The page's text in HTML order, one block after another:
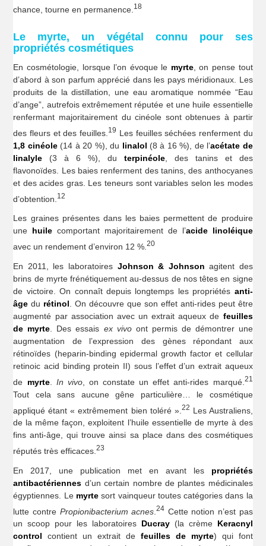
chance, tourne en permanence. 18
Le myrte, un végétal connu pour ses
propriétés cosmétiques
En cosmétologie, lorsque l’on évoque le myrte, on pense tout
d’abord à son parfum apprécié dans les pays méridionaux. Les
produits de la distillation, une eau aromatique nommée “Eau
d’ange”, autrefois extrêmement réputée et une huile essentielle
renfermant majoritairement du cinéole sont obtenues à partir
des fleurs et des feuilles. 19 Les feuilles séchées renferment du
1,8 cinéole(14 à 20 %), du linalol (8 à 16 %), de l’acétate de
linalyle (3 à 6 %), du terpinéole, des tanins et des
flavonoïdes. Les baies renferment des tanins, des anthocyanes
et des acides gras. Les teneurs sont variables selon les modes
d’obtention. 12
Les graines présentes dans les baies permettent de produire
une huile comportant majoritairement de l’acide linoléique
avec un rendement d’environ 12 %.20
En 2011, les laboratoires Johnson & Johnson agitent des
brins de myrte frénétiquement au-dessus de nos têtes en signe
de victoire. On connaît depuis longtemps les propriétés anti-
âge du rétinol . On découvre que son effet anti-rides peut être
augmenté par association avec un extrait aqueux de feuilles
de myrte . Des essais ex vivoont permis de démontrer une
augmentation de l’expression des gènes répondant aux
rétinoïdes (heparin-binding epidermal growth factor et cellular
retinoic acid binding protein II) sous l’effet d’un extrait aqueux
de myrte. In vivo, on constate un effet anti-rides marqué. 21
Tout cela sans aucune gêne particulière… le cosmétique
appliqué étant « extrêmement bien toléré ». 22 Les Australiens,
de la même façon, exploitent l’huile essentielle de myrte à des
fins anti-âge, qui trouve ainsi sa place dans des cosmétiques
réputés très efficaces.23
En 2017, une publication met en avant les propriétés
antibactériennes d’un certain nombre de plantes médicinales
égyptiennes. Le myrtesort vainqueur toutes catégories dans la
lutte contre Propionibacterium acnes .24 Cette notion n’est pas
un scoop pour les laboratoires Ducray(la crème Keracnyl
control contient un extrait de feuilles de myrte) qui font